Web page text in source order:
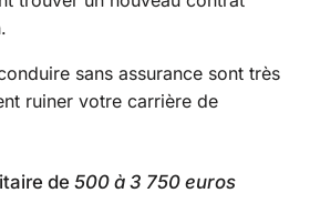
sans assurance sont très
ruiner votre carrière de
de 500 à 3 750 euros